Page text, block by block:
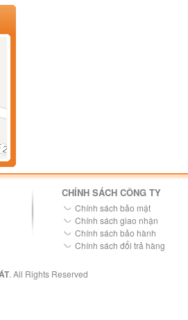
CHÍNH SÁCH CÔNG TY
Chính sách bảo mật
Chính sách giao nhận
Chính sách bảo hành
Chính sách đổi trả hàng
. All Rights Reserved